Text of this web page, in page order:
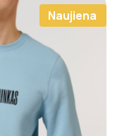
Naujiena